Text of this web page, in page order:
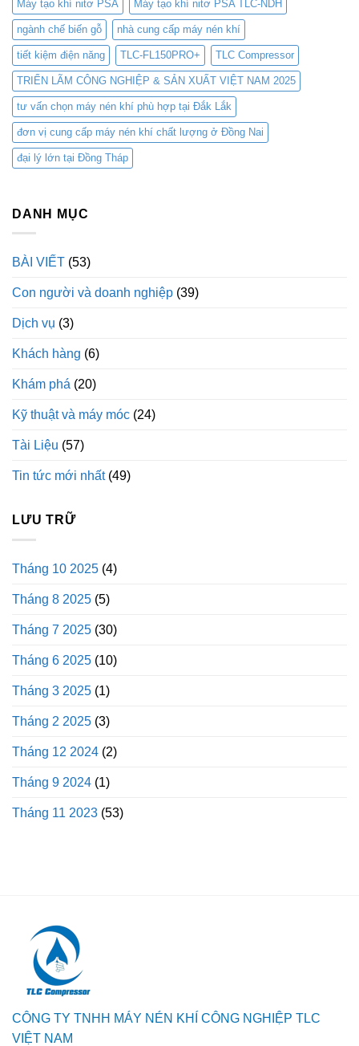
Máy tạo khí nitơ PSA Máy tạo khí nitơ PSA TLC-NDH
ngành chế biến gỗ nhà cung cấp máy nén khí
tiết kiệm điện năng TLC-FL150PRO+ TLC Compressor
TRIỂN LÃM CÔNG NGHIỆP & SẢN XUẤT VIỆT NAM 2025
tư vấn chọn máy nén khí phù hợp tại Đắk Lắk
đơn vị cung cấp máy nén khí chất lượng ở Đồng Nai
đại lý lớn tại Đồng Tháp
DANH MỤC
BÀI VIẾT (53)
Con người và doanh nghiệp (39)
Dịch vụ (3)
Khách hàng (6)
Khám phá (20)
Kỹ thuật và máy móc (24)
Tài Liệu (57)
Tin tức mới nhất(49)
LƯU TRỮ
Tháng 10 2025 (4)
Tháng 8 2025 (5)
Tháng 7 2025 (30)
Tháng 6 2025 (10)
Tháng 3 2025 (1)
Tháng 2 2025 (3)
Tháng 12 2024 (2)
Tháng 9 2024 (1)
Tháng 11 2023 (53)
CÔNG TY TNHH MÁY NÉN KHÍ CÔNG NGHIỆP TLC
VIỆT NAM